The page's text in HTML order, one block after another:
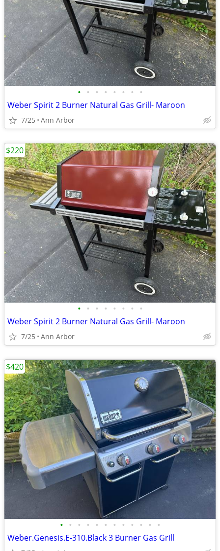
• • • • • • • •
Weber Spirit 2 Burner Natural Gas Grill- Maroon
7/25 Ann Arbor
• • • • • • • •
Weber Spirit 2 Burner Natural Gas Grill- Maroon
7/25 Ann Arbor
$220
• • • • • • • • • • • •
Weber.Genesis.E-310.Black 3 Burner Gas Grill
$420